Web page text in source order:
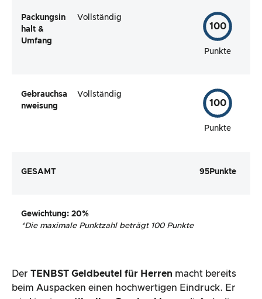
Packungsin
halt &
Umfang
Vollständig
100
Punkte
Gebrauchsa
nweisung
Vollständig
100
Punkte
GESAMT 95Punkte
Gewichtung: 20%
*Die maximale Punktzahl beträgt 100 Punkte
Der TENBST Geldbeutel für Herren macht bereits
beim Auspacken einen hochwertigen Eindruck. Er